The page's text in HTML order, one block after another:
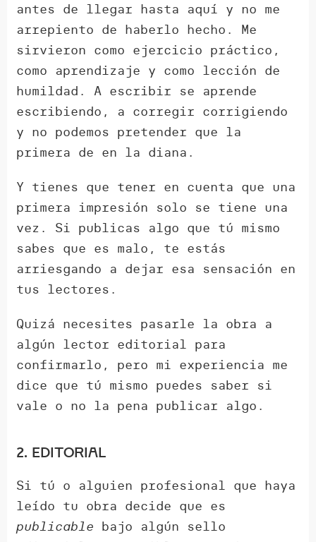
antes de llegar hasta aquí y no me
arrepiento de haberlo hecho. Me
sirvieron como ejercicio práctico,
como aprendizaje y como lección de
humildad. A escribir se aprende
escribiendo, a corregir corrigiendo
y no podemos pretender que la
primera de en la diana.
Y tienes que tener en cuenta que una
primera impresión solo se tiene una
vez. Si publicas algo que tú mismo
sabes que es malo, te estás
arriesgando a dejar esa sensación en
tus lectores.
Quizá necesites pasarle la obra a
algún lector editorial para
confirmarlo, pero mi experiencia me
dice que tú mismo puedes saber si
vale o no la pena publicar algo.
2. Editorial
Si tú o alguien profesional que haya
leído tu obra decide que es
publicable bajo algún sello